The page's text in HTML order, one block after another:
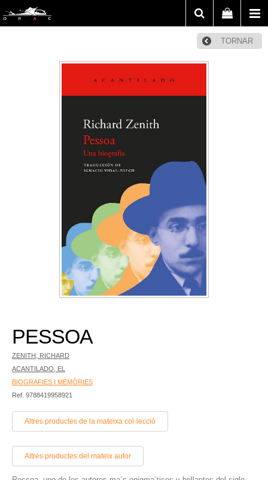
TORNAR
PESSOA
ZENITH, RICHARD
ACANTILADO, EL
BIOGRAFIES I MEMÒRIES
Ref. 9788419958921
Altres productes de la mateixa col·lecció
Altres productes del mateix autor